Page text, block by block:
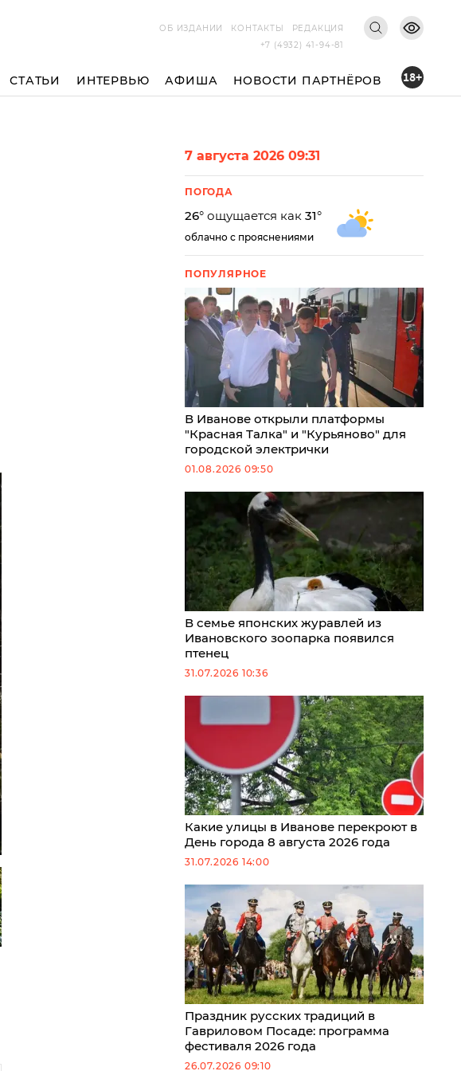
ОБ ИЗДАНИИ
КОНТАКТЫ
РЕДАКЦИЯ
+7 (4932) 41-94-81
СТАТЬИ ИНТЕРВЬЮ АФИША НОВОСТИ ПАРТНЁРОВ 18+
7 августа 2026 09:31
ПОГОДА
26° ощущается как 31°
облачно с прояснениями
ПОПУЛЯРНОЕ
В Иванове открыли платформы
"Красная Талка" и "Курьяново" для
городской электрички
01.08.2026 09:50
В семье японских журавлей из
Ивановского зоопарка появился
птенец
31.07.2026 10:36
Какие улицы в Иванове перекроют в
День города 8 августа 2026 года
31.07.2026 14:00
Праздник русских традиций в
Гавриловом Посаде: программа
фестиваля 2026 года
26.07.2026 09:10